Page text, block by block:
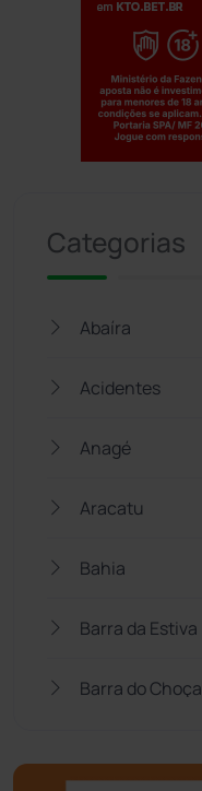
Categorias
Abaíra
Acidentes
Anagé
Aracatu
Bahia
Barra da Estiva
Barra do Choça